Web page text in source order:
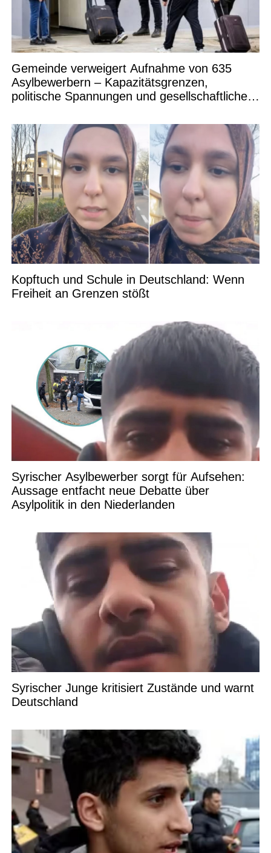
Gemeinde verweigert Aufnahme von 635
Asylbewerbern – Kapazitätsgrenzen,
politische Spannungen und gesellschaftliche
Kopftuch und Schule in Deutschland: Wenn
Freiheit an Grenzen stößt
Syrischer Asylbewerber sorgt für Aufsehen:
Aussage entfacht neue Debatte über
Asylpolitik in den Niederlanden
Syrischer Junge kritisiert Zustände und warnt
Deutschland